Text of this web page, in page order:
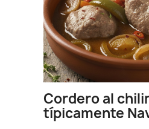
Cordero al
típicamente